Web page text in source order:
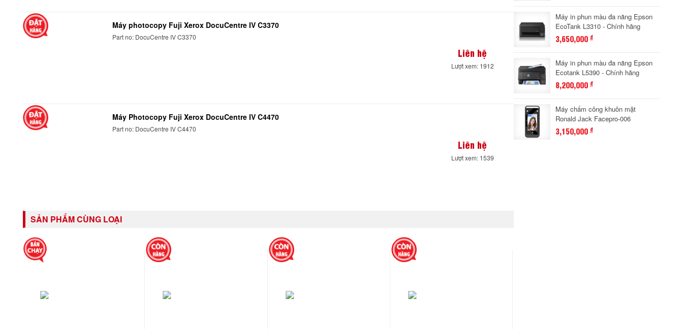
Máy photocopy Fuji Xerox DocuCentre IV C3370
Part no: DocuCentre IV C3370
Liên hệ
Lượt xem: 1912
Máy Photocopy Fuji Xerox DocuCentre IV C4470
Part no: DocuCentre IV C4470
Liên hệ
Lượt xem: 1539
SẢN PHẨM CÙNG LOẠI
Máy in phun màu đa năng Epson
EcoTank L3310 - Chính hãng
3,650,000đ
Máy in phun màu đa năng Epson
Ecotank L5390 - Chính hãng
8,200,000đ
Máy chấm công khuôn mặt
Ronald Jack Facepro-006
3,150,000đ